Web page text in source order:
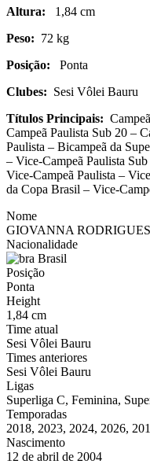
Altura: 1,84 cm
Peso: 72 kg
Posição: Ponta
Clubes: Sesi Vôlei Bauru
Títulos Principais:
Campeã Paulista Sub 20 –
Paulista – Bicampeã da
– Vice-Campeã Paulista
Vice-Campeã Paulista –
da Copa Brasil – Vice-
Nome
GIOVANNA RODRIGUES
Nacionalidade
Brasil
Posição
Ponta
Height
1,84 cm
Time atual
Sesi Vôlei Bauru
Times anteriores
Sesi Vôlei Bauru
Ligas
Superliga C, Feminina,
Temporadas
2018, 2023, 2024, 2026,
Nascimento
12 de abril de 2004